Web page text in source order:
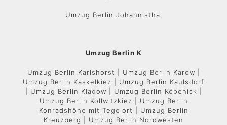
Umzug Berlin Johannisthal
Umzug Berlin K
Umzug Berlin Karlshorst | Umzug Berlin Karow |
Umzug Berlin Kaskelkiez | Umzug Berlin Kaulsdorf
| Umzug Berlin Kladow | Umzug Berlin Köpenick |
Umzug Berlin Kollwitzkiez | Umzug Berlin
Konradshöhe mit Tegelort | Umzug Berlin
Kreuzberg | Umzug Berlin Nordwesten